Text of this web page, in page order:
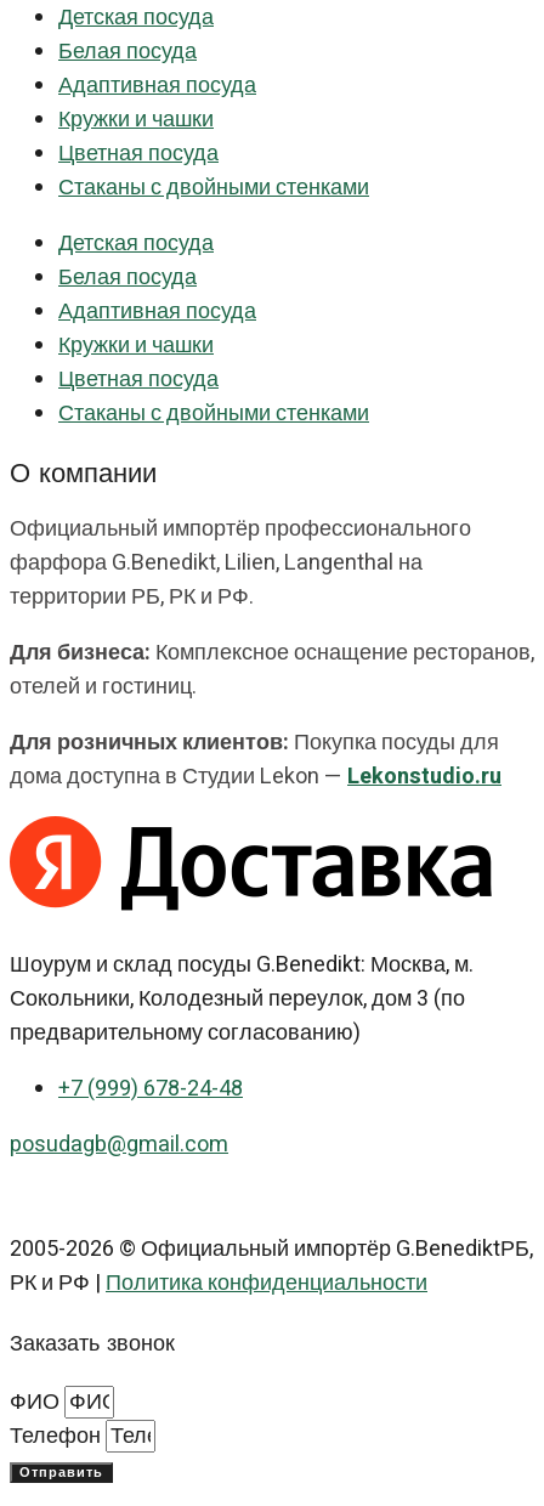
Детская посуда
Белая посуда
Адаптивная посуда
Кружки и чашки
Цветная посуда
Стаканы с двойными стенками
Детская посуда
Белая посуда
Адаптивная посуда
Кружки и чашки
Цветная посуда
Стаканы с двойными стенками
О компании
Официальный импортёр профессионального
фарфора G.Benedikt, Lilien, Langenthal на
территории РБ, РК и РФ.
Для бизнеса: Комплексное оснащение ресторанов,
отелей и гостиниц.
Для розничных клиентов: Покупка посуды для
дома доступна в Студии Lekon — Lekonstudio.ru
Шоурум и склад посуды G.Benedikt: Москва, м.
Сокольники, Колодезный переулок, дом 3 (по
предварительному согласованию)
+7 (999) 678-24-48
posudagb@gmail.com
2005-2026 © Официальный импортёр G.BenediktРБ,
РК и РФ |Политика конфиденциальности
Заказать звонок
ФИО
Телефон
Отправить